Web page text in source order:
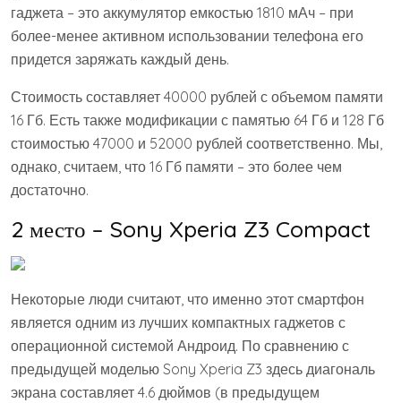
гаджета – это аккумулятор емкостью 1810 мАч – при
более-менее активном использовании телефона его
придется заряжать каждый день.
Стоимость составляет 40000 рублей с объемом памяти
16 Гб. Есть также модификации с памятью 64 Гб и 128 Гб
стоимостью 47000 и 52000 рублей соответственно. Мы,
однако, считаем, что 16 Гб памяти – это более чем
достаточно.
2 место – Sony Xperia Z3 Compact
Некоторые люди считают, что именно этот смартфон
является одним из лучших компактных гаджетов с
операционной системой Андроид. По сравнению с
предыдущей моделью Sony Xperia Z3 здесь диагональ
экрана составляет 4.6 дюймов (в предыдущем